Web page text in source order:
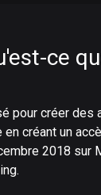
ce
pour créer des
créant un
2018 sur